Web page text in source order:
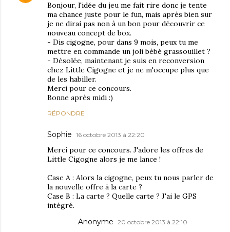
Bonjour, l'idée du jeu me fait rire donc je tente
ma chance juste pour le fun, mais après bien sur
je ne dirai pas non à un bon pour découvrir ce
nouveau concept de box.
- Dis cigogne, pour dans 9 mois, peux tu me
mettre en commande un joli bébé grassouillet ?
- Désolée, maintenant je suis en reconversion
chez Little Cigogne et je ne m'occupe plus que
de les habiller.
Merci pour ce concours.
Bonne après midi :)
RÉPONDRE
Sophie 16 octobre 2013 à 22:20
Merci pour ce concours. J'adore les offres de
Little Cigogne alors je me lance !
Case A : Alors la cigogne, peux tu nous parler de
la nouvelle offre à la carte ?
Case B : La carte ? Quelle carte ? J'ai le GPS
intégré.
Anonyme 20 octobre 2013 à 22:10